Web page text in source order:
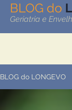
BLOG do
Geriatria e
BLOG do LONGEVO